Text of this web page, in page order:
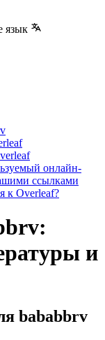
язык
онлайн-
ссылками
к Overleaf?
и
bababbrv